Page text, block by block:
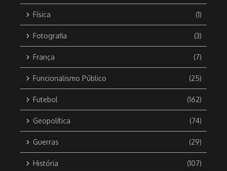
Física (1)
Fotografia (3)
França (7)
Funcionalismo Público (25)
Futebol (162)
Geopolítica (74)
Guerras (29)
História (107)